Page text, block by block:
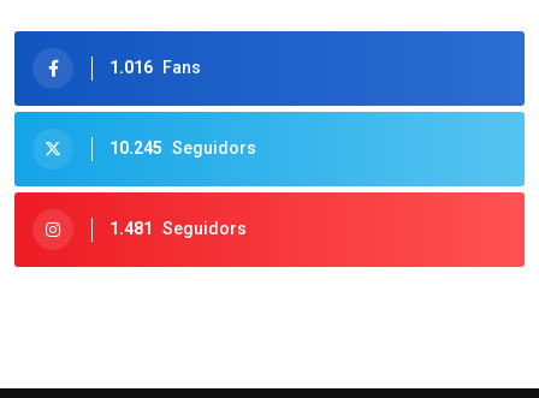
1.016 Fans
10.245 Seguidors
1.481 Seguidors